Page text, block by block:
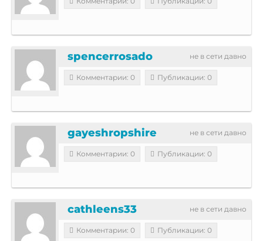
не в сети давно
spencerrosado
Комментарии: 0 Публикации: 0
не в сети давно
gayeshropshire
Комментарии: 0 Публикации: 0
не в сети давно
cathleens33
Комментарии: 0 Публикации: 0